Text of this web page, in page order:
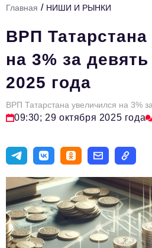
Тема номера
HR
Персона номера
Инфраструктура развития
Туризм
Инвестиции
ОПК
Авторские материалы
Главная / НИШИ И РЫНКИ
ВРП
на 3% за
2025 года
ВРП Татарстана увеличился на 3%
09:30; 29 октября 2025 года